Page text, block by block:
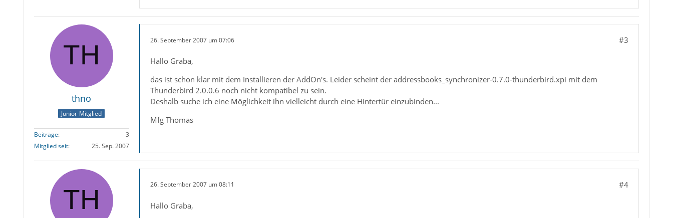
thno
Junior-Mitglied
Beiträge
3
Mitglied seit
25. Sep. 2007
26. September 2007 um 07:06 #3
Hallo Graba,
das ist schon klar mit dem Installieren der AddOn's. Leider scheint der addressbooks_synchronizer-0.7.0-thunderbird.xpi mit dem
Thunderbird 2.0.0.6 noch nicht kompatibel zu sein.
Deshalb suche ich eine Möglichkeit ihn vielleicht durch eine Hintertür einzubinden...
Mfg Thomas
26. September 2007 um 08:11 #4
Hallo Graba,